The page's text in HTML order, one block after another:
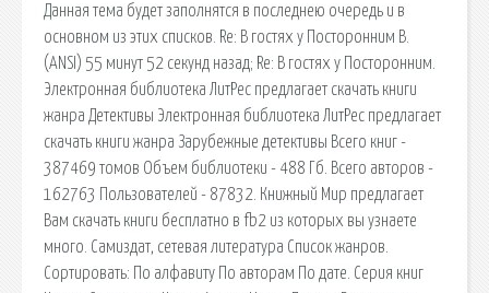
Данная тема будет заполнятся в последнею очередь и в
основном из этих списков. Re: В гостях у Посторонним В.
(ANSI) 55 минут 52 секунд назад; Re: В гостях у Посторонним.
Электронная библиотека ЛитРес предлагает скачать книги
жанра Детективы Электронная библиотека ЛитРес предлагает
скачать книги жанра Зарубежные детективы Всего книг -
387469 томов Объем библиотеки - 488 Гб. Всего авторов -
162763 Пользователей - 87832. Книжный Мир предлагает
Вам скачать книги бесплатно в fb2 из которых вы узнаете
много. Самиздат, сетевая литература Список жанров.
Сортировать: По алфавиту По авторам По дате. Серия книг